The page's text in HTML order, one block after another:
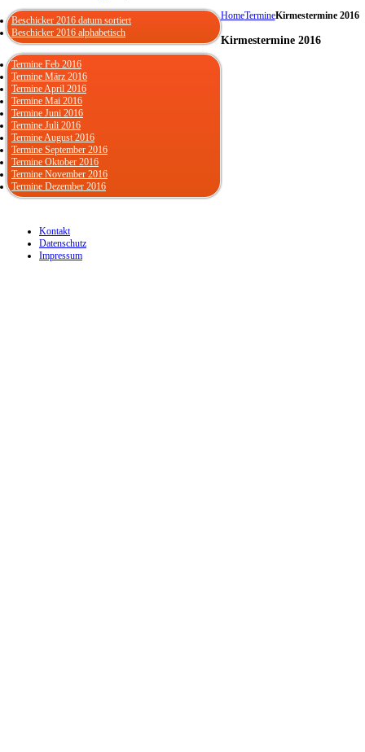
HomeTermineKirmestermine 2016
Kirmestermine 2016
Beschicker 2016 datum sortiert
Beschicker 2016 alphabetisch
Termine Feb 2016
Termine März 2016
Termine April 2016
Termine Mai 2016
Termine Juni 2016
Termine Juli 2016
Termine August 2016
Termine September 2016
Termine Oktober 2016
Termine November 2016
Termine Dezember 2016
Kontakt
Datenschutz
Impressum